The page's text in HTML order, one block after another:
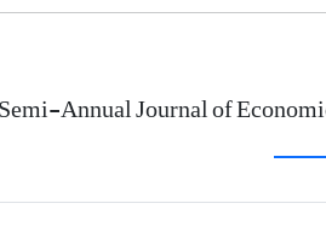
Annual Journal of